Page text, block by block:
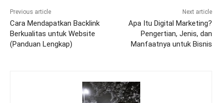
Previous article
Cara Mendapatkan Backlink
Berkualitas untuk Website
(Panduan Lengkap)
Next article
Apa Itu Digital Marketing?
Pengertian, Jenis, dan
Manfaatnya untuk Bisnis